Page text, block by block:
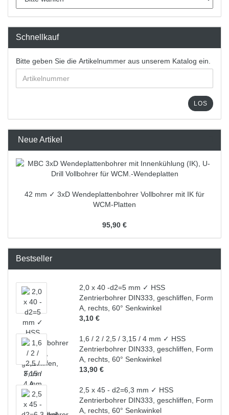
Schnellkauf
Bitte geben Sie die Artikelnummer aus unserem Katalog ein.
LOS
Neue Artikel
42 mm ✓ 3xD Wendeplattenbohrer Vollbohrer mit IK für
WCM-Platten
95,90 €
Bestseller
2,0 x 40 -d2=5 mm ✓ HSS
Zentrierbohrer DIN333, geschliffen, Form
A, rechts, 60° Senkwinkel
3,10 €
1,6 / 2 / 2,5 / 3,15 / 4 mm ✓ HSS
Zentrierbohrer DIN333, geschliffen, Form
A, rechts, 60° Senkwinkel
13,90 €
2,5 x 45 - d2=6,3 mm ✓ HSS
Zentrierbohrer DIN333, geschliffen, Form
A, rechts, 60° Senkwinkel